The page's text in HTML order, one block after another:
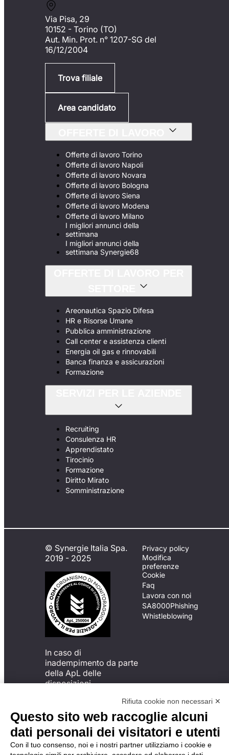
Via Pisa, 29
10152 - Torino (TO)
Aut. Min. Prot. n° 1207-SG del
16/12/2004
Trova filiale
Area candidato
Offerte di lavoro Torino
Offerte di lavoro Napoli
Offerte di lavoro Novara
Offerte di lavoro Bologna
Offerte di lavoro Siena
Offerte di lavoro Modena
Offerte di lavoro Milano
I migliori annunci della
settimana
I migliori annunci della
settimana Synergie68
Areonautica Spazio Difesa
HR e Risorse Umane
Pubblica amministrazione
Call center e assistenza clienti
Energia oil gas e rinnovabili
Banca finanza e assicurazioni
Formazione
Recruiting
Consulenza HR
Apprendistato
Tirocinio
Formazione
Diritto Mirato
Somministrazione
© Synergie Italia Spa.
2019 - 2025
In caso di
inadempimento da parte
della ApL delle
disposizioni
possibile presentare un
reclamo
all’Organismo di
Monitoraggio utilizzando
una delle modalità
Privacy policy
Modifica
preferenze
Cookie
Faq
Lavora con noi
SA8000Phishing
Whistleblowing
Rifiuta cookie non necessari ✕
Questo sito web raccoglie alcuni
dati personali dei visitatori e utenti
Con il tuo consenso, noi e i nostri partner utilizziamo i cookie e